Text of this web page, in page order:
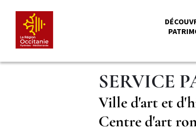
contenu
principal
SERVICE
Complément
de
titre
Ville d'art et
Centre d'art